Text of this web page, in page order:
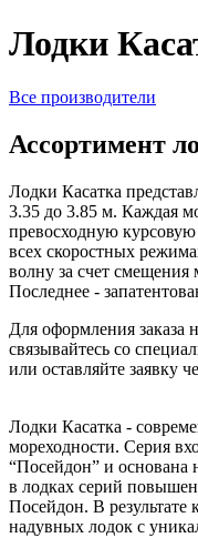
Лодки
Все производители
Лодки Касатка -
мореходности. Серия
“Посейдон” и
в лодках серий
Посейдон. В результате
надувных лодок с
Ассортимент
Лодки Касатка
3.35 до 3.85 м. Каждая
превосходную курсовую
всех скоростных
волну за счет смещения
Последнее -
Для оформления заказа
связывайтесь со
или оставляйте заявку